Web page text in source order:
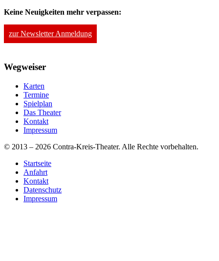
Keine Neuigkeiten mehr verpassen:
zur Newsletter Anmeldung
Wegweiser
Karten
Termine
Spielplan
Das Theater
Kontakt
Impressum
© 2013 – 2026 Contra-Kreis-Theater. Alle Rechte vorbehalten.
Startseite
Anfahrt
Kontakt
Datenschutz
Impressum